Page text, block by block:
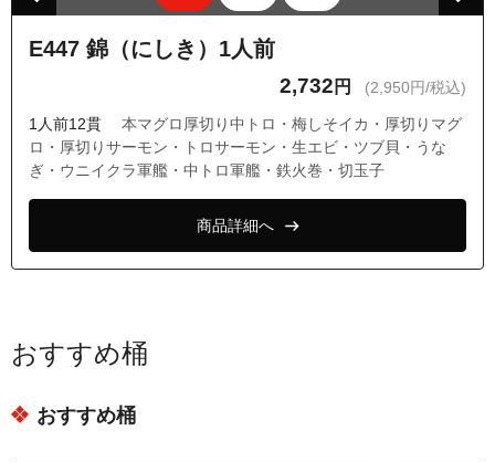
E447 錦（にしき）1人前
2,732 円 (2,950円/税込)
1人前12貫
本マグロ厚切り中トロ・梅しそイカ・厚切りマグ
ロ・厚切りサーモン・トロサーモン・生エビ・ツブ貝・うな
ぎ・ウニイクラ軍艦・中トロ軍艦・鉄火巻・切玉子
商品詳細へ
おすすめ桶
おすすめ桶